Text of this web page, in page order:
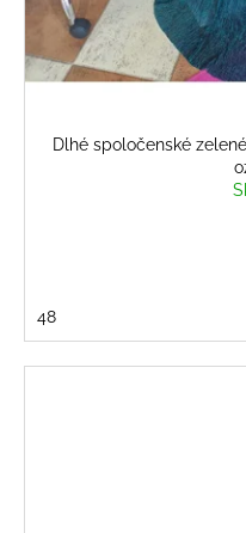
Dlhé spoločenské
48